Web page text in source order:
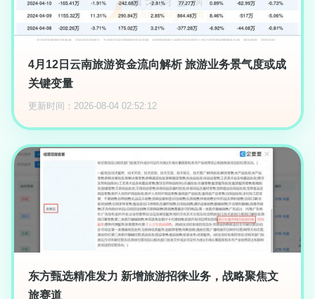
4月12日云南旅游资金流向解析 旅游业务景气度或成
关键变量
更新时间：2026-08-04 02:52:12
东方甄选精准发力 新增旅游招徕业务，战略聚焦文
旅赛道